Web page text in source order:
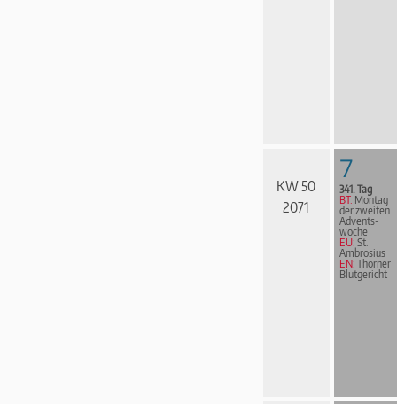
KW 50
2071
7
341. Tag
BT: Montag
der zweiten
Advents­
woche
EU: St.
Ambrosius
EN: Thorner
Blutgericht